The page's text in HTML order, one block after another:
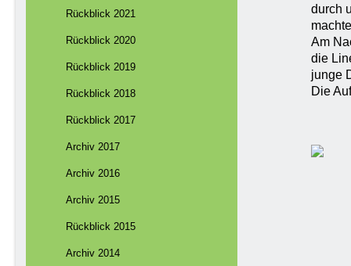
durch
Am
die
junge
Die
Rückblick 2021
Rückblick 2020
Rückblick 2019
Rückblick 2018
Rückblick 2017
Archiv 2017
Archiv 2016
Archiv 2015
Rückblick 2015
Archiv 2014